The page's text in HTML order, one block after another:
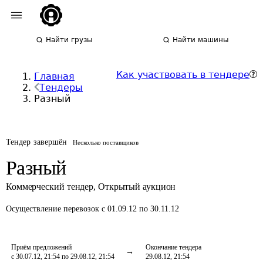
Найти грузы Найти машины
Главная
Тендеры
Разный
Как участвовать в тендере
Тендер завершён Несколько поставщиков
Разный
Коммерческий тендер, Открытый аукцион
Осуществление перевозок с 01.09.12 по 30.11.12
Приём предложений
с 30.07.12, 21:54 по 29.08.12, 21:54
Окончание тендера
29.08.12, 21:54